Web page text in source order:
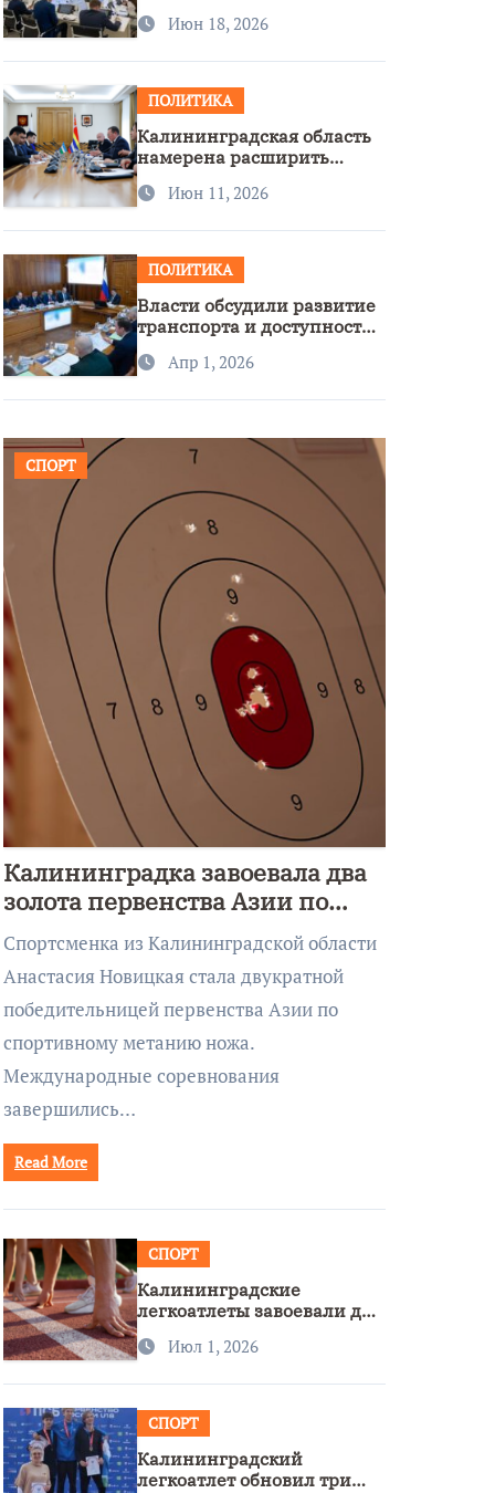
Июн 18, 2026
ПОЛИТИКА
Калининградская область
намерена расширить
Узбекистаном
Июн 11, 2026
ПОЛИТИКА
Власти обсудили развитие
транспорта и доступность
Апр 1, 2026
СПОРТ
Калининградка завоевала два
золота первенства Азии по
метанию ножа
Спортсменка из Калининградской области
Анастасия Новицкая стала двукратной
победительницей первенства Азии по
спортивному метанию ножа.
Международные соревнования
завершились…
Read More
СПОРТ
Калининградские
легкоатлеты завоевали две
РоссииИюл 1, 2026
СПОРТ
Калининградский
легкоатлет обновил три